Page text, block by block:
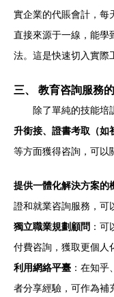
實企業的代賬會計，每
直接來源于一線，能學
法。這是快速切入實際
三、 教育咨詢服務
除了單純的技能培
升銜接、證書考取（如
等方面獲得咨詢，可以
提供一體化解決方案的
證和就業咨詢服務，可
獨立職業規劃顧問 ：
付費咨詢，獲取更個人
利用網絡平臺 ：在知
者分享經驗，可作為補